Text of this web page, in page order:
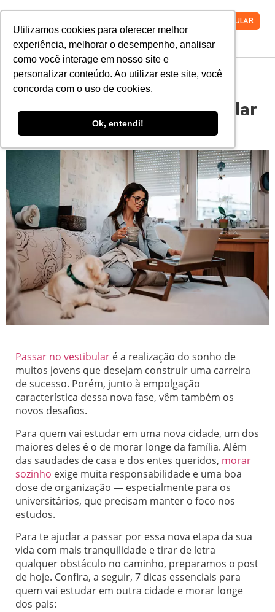
Utilizamos cookies para oferecer melhor
experiência, melhorar o desempenho, analisar
como você interage em nosso site e
personalizar conteúdo. Ao utilizar este site, você
concorda com o uso de cookies.
Ok, entendi!
VESTIBULAR
Morar longe da família: 7
dicas para quem vai estudar
em outra cidade
Passar no vestibular é a realização do sonho de
muitos jovens que desejam construir uma carreira
de sucesso. Porém, junto à empolgação
característica dessa nova fase, vêm também os
novos desafios.
Para quem vai estudar em uma nova cidade, um dos
maiores deles é o de morar longe da família. Além
das saudades de casa e dos entes queridos, morar
sozinho exige muita responsabilidade e uma boa
dose de organização — especialmente para os
universitários, que precisam manter o foco nos
estudos.
Para te ajudar a passar por essa nova etapa da sua
vida com mais tranquilidade e tirar de letra
qualquer obstáculo no caminho, preparamos o post
de hoje. Confira, a seguir, 7 dicas essenciais para
quem vai estudar em outra cidade e morar longe
dos pais: